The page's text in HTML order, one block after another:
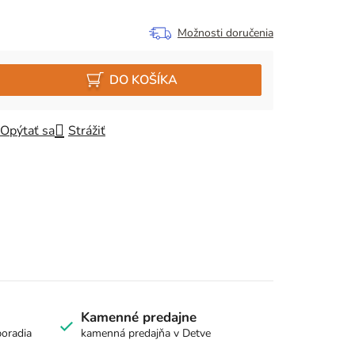
Možnosti doručenia
DO KOŠÍKA
Opýtať sa Strážiť
Kamenné predajne
kamenná predajňa v Detve